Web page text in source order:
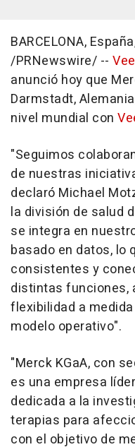
BARCELONA, España
/PRNewswire/ --
anunció hoy que
Darmstadt,
nivel mundial con
"Seguimos
de nuestras
declaró Michael
la división de salud
se integra en
basado en datos, lo
consistentes y
distintas funciones,
flexibilidad a
modelo operativo".
"Merck KGaA, con
es una empresa
dedicada a la
terapias para
con el objetivo de